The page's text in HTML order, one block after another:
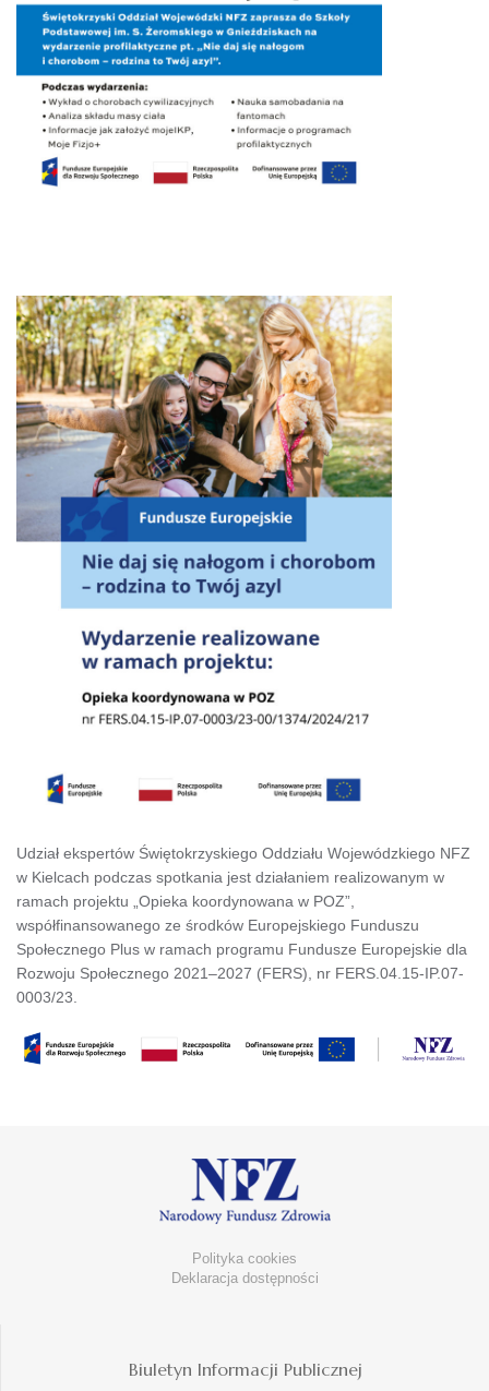
Udział ekspertów Świętokrzyskiego Oddziału Wojewódzkiego NFZ
w Kielcach podczas spotkania jest działaniem realizowanym w
ramach projektu „Opieka koordynowana w POZ”,
współfinansowanego ze środków Europejskiego Funduszu
Społecznego Plus w ramach programu Fundusze Europejskie dla
Rozwoju Społecznego 2021–2027 (FERS), nr FERS.04.15-IP.07-
0003/23.
Polityka cookies
Deklaracja dostępności
Biuletyn Informacji Publicznej